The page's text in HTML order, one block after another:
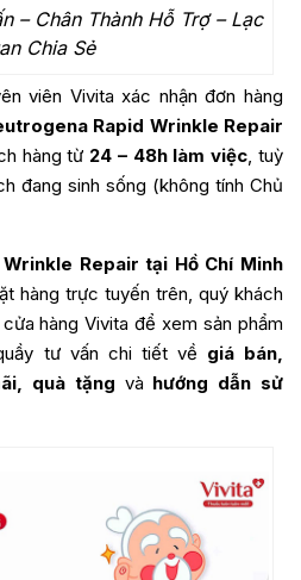
– Chân Thành Hỗ Trợ – Lạc
Chia Sẻ
viên Vivita xác nhận đơn hàng
Rapid Wrinkle Repair
hàng từ 24 – 48h làm việc, tuỳ
đang sinh sống (không tính Chủ
Repair tại Hồ Chí Minh
hàng trực tuyến trên, quý khách
hàng Vivita để xem sản phẩm
tư vấn chi tiết về giá bán,
quà tặng và hướng dẫn sử